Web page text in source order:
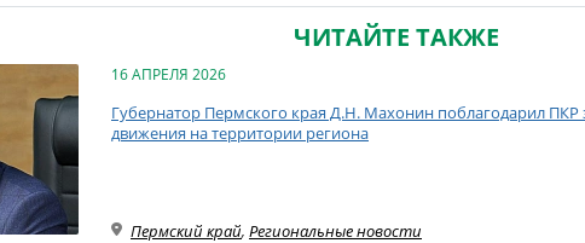
ЧИТАЙТЕ ТАКЖЕ
16 АПРЕЛЯ 2026
Губернатор Пермского края Д.Н. Махонин поблагодарил ПКР
движения на территории региона
Пермский край, Региональные новости